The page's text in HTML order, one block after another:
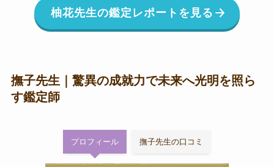
柚花先生の鑑定レポートを見る
撫子先生｜驚異の成就力で未来へ光明を照ら
す鑑定師
プロフィール 撫子先生の口コミ